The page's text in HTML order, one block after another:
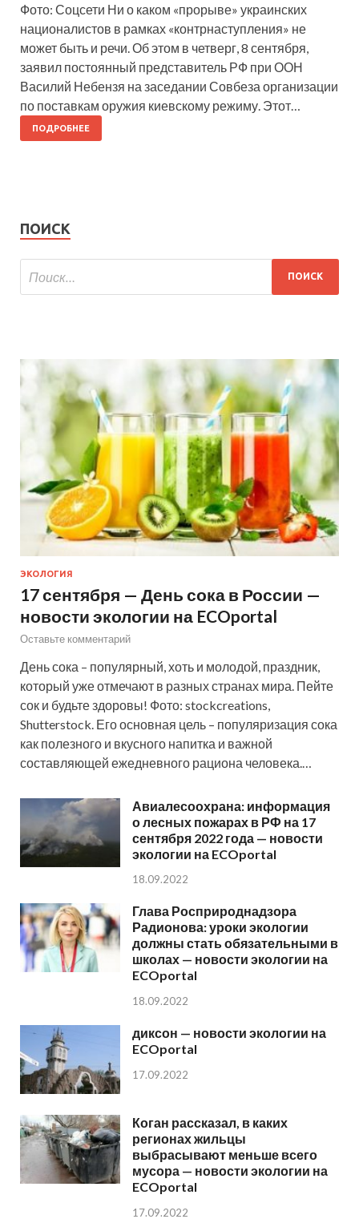
Фото: Соцсети Ни о каком «прорыве» украинских
националистов в рамках «контрнаступления» не
может быть и речи. Об этом в четверг, 8 сентября,
заявил постоянный представитель РФ при ООН
Василий Небензя на заседании Совбеза организации
по поставкам оружия киевскому режиму. Этот…
ПОДРОБНЕЕ
ПОИСК
ЭКОЛОГИЯ
17 сентября — День сока в России —
новости экологии на ECOportal
Оставьте комментарий
День сока – популярный, хоть и молодой, праздник,
который уже отмечают в разных странах мира. Пейте
сок и будьте здоровы! Фото: stockcreations,
Shutterstock. Его основная цель – популяризация сока
как полезного и вкусного напитка и важной
составляющей ежедневного рациона человека.…
Авиалесоохрана: информация
о лесных пожарах в РФ на 17
сентября 2022 года — новости
экологии на ECOportal
18.09.2022
Глава Росприроднадзора
Радионова: уроки экологии
должны стать обязательными в
школах — новости экологии на
ECOportal
18.09.2022
диксон — новости экологии на
ECOportal
17.09.2022
Коган рассказал, в каких
регионах жильцы
выбрасывают меньше всего
мусора — новости экологии на
ECOportal
17.09.2022